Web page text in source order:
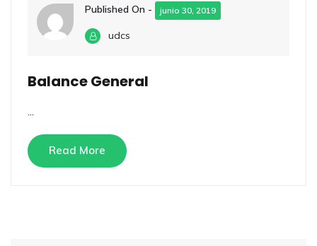
Published On - junio 30, 2019
udcs
Balance General
Read More